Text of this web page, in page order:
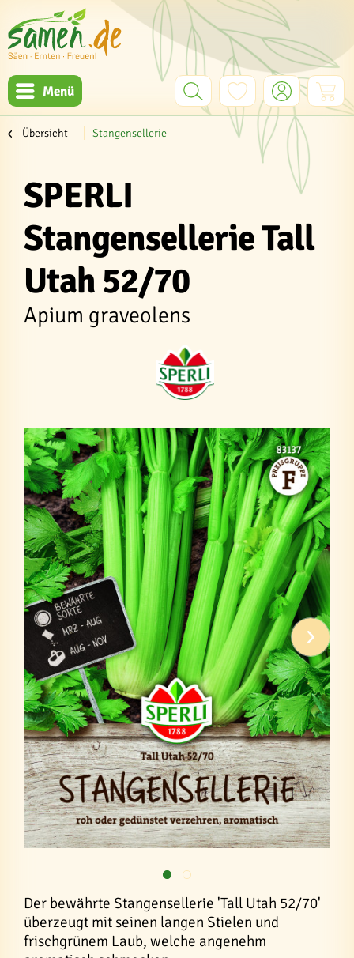
Menü
Übersicht Stangensellerie
SPERLI
Stangensellerie Tall
Utah 52/70
Apium graveolens
Der bewährte Stangensellerie 'Tall Utah 52/70'
überzeugt mit seinen langen Stielen und
frischgrünem Laub, welche angenehm